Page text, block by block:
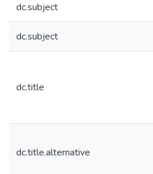
dc.subject
dc.subject
dc.title
dc.title.alternative